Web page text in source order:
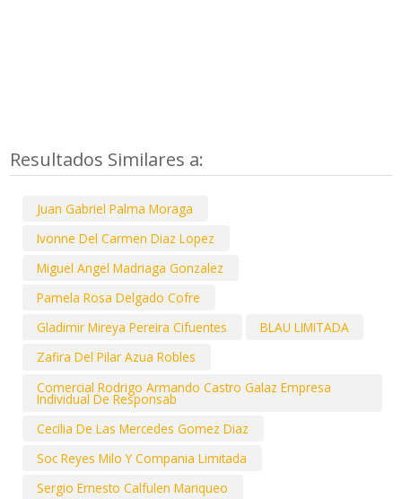
Resultados Similares a:
Juan Gabriel Palma Moraga
Ivonne Del Carmen Diaz Lopez
Miguel Angel Madriaga Gonzalez
Pamela Rosa Delgado Cofre
Gladimir Mireya Pereira Cifuentes
BLAU LIMITADA
Zafira Del Pilar Azua Robles
Comercial Rodrigo Armando Castro Galaz Empresa
Individual De Responsab
Cecilia De Las Mercedes Gomez Diaz
Soc Reyes Milo Y Compania Limitada
Sergio Ernesto Calfulen Mariqueo